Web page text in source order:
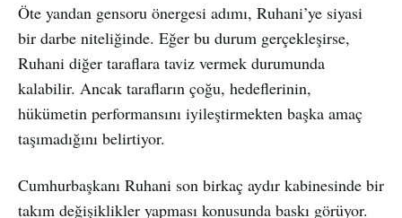
Öte yandan gensoru önergesi adımı, Ruhani’ye siyasi
bir darbe niteliğinde. Eğer bu durum gerçekleşirse,
Ruhani diğer taraflara taviz vermek durumunda
kalabilir. Ancak tarafların çoğu, hedeflerinin,
hükümetin performansını iyileştirmekten başka amaç
taşımadığını belirtiyor.
Cumhurbaşkanı Ruhani son birkaç aydır kabinesinde bir
takım değişiklikler yapması konusunda baskı görüyor.